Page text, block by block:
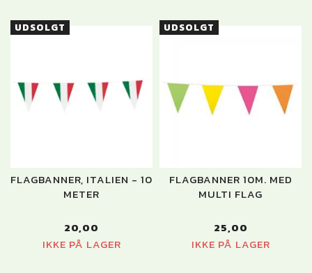
UDSOLGT
FLAGBANNER, ITALIEN - 10
METER
20,00
IKKE PÅ LAGER
UDSOLGT
FLAGBANNER 10M. MED
MULTI FLAG
25,00
IKKE PÅ LAGER